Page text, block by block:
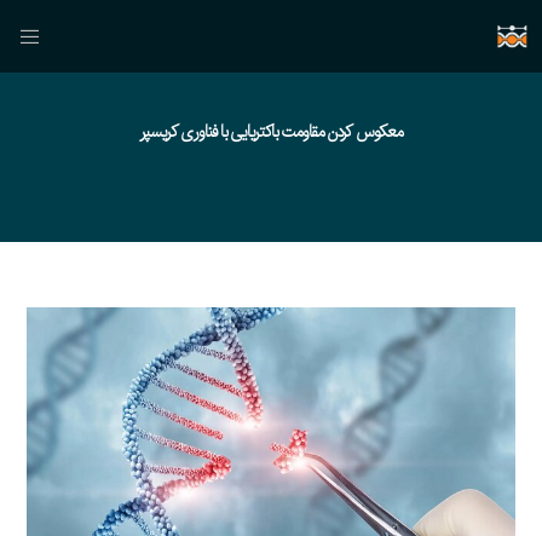
معکوس کردن مقاومت باکتریایی با فناوری کریسپر